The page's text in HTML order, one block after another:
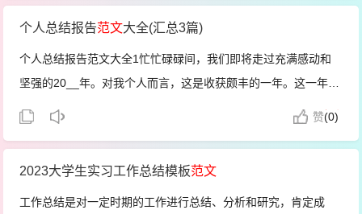
个人总结报告范文大全(汇总3篇)
个人总结报告范文大全1忙忙碌碌间，我们即将走过充满感动和
坚强的20__年。对我个人而言，这是收获颇丰的一年。这一年中
我和大家一样都经历着感动、告别、收获、感激和努力，不论是
赞(0)
2023大学生实习工作总结模板范文
工作总结是对一定时期的工作进行总结、分析和研究，肯定成